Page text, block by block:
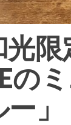
光
の
」